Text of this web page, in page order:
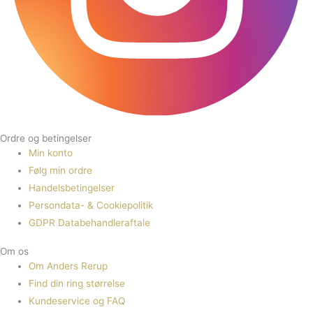
Ordre og betingelser
Min konto
Følg min ordre
Handelsbetingelser
Persondata- & Cookiepolitik
GDPR Databehandleraftale
Om os
Om Anders Rerup
Find din ring størrelse
Kundeservice og FAQ